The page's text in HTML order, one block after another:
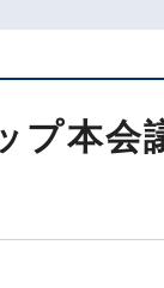
プ本会